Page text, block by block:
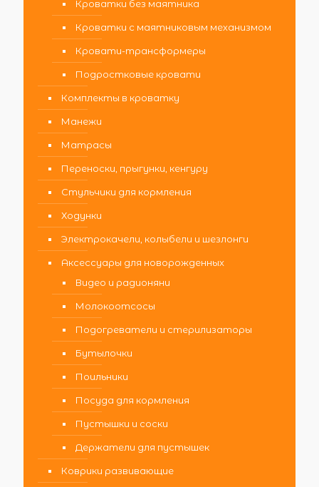
Кроватки без маятника
Кроватки с маятниковым механизмом
Кровати-трансформеры
Подростковые кровати
Комплекты в кроватку
Манежи
Матрасы
Переноски, прыгунки, кенгуру
Стульчики для кормления
Ходунки
Электрокачели, колыбели и шезлонги
Аксессуары для новорожденных
Видео и радионяни
Молокоотсосы
Подогреватели и стерилизаторы
Бутылочки
Поильники
Посуда для кормления
Пустышки и соски
Держатели для пустышек
Коврики развивающие